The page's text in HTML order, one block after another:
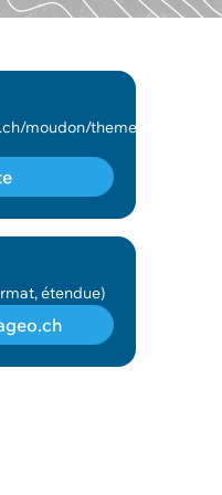
étendue)